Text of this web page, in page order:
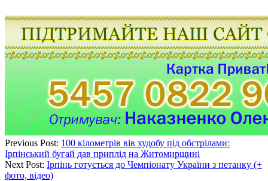
Previous Post: 100 кілометрів вів худобу під обстрілами:
Ірпінський бугай дав приплід на Житомирщині
Next Post: Ірпінь готується до Чемпіонату України з петанку (+
фото, відео)